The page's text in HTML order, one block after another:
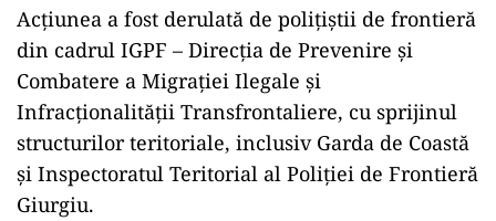
Acțiunea a fost derulată de polițiștii de frontieră
din cadrul IGPF – Direcția de Prevenire și
Combatere a Migrației Ilegale și
Infracționalității Transfrontaliere, cu sprijinul
structurilor teritoriale, inclusiv Garda de Coastă
și Inspectoratul Teritorial al Poliției de Frontieră
Giurgiu.